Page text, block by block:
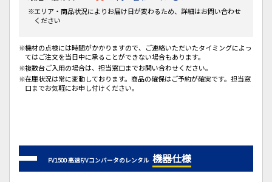
エリア・商品状況によりお届け日が変わるため、詳細はお問い合わせ
ください
機材の点検には時間がかかりますので、ご連絡いただいたタイミングによっ
てはご注文を当日中に承ることができない場合もあります。
複数台ご入用の場合は、担当窓口までお問い合わせください。
在庫状況は常に変動しております。商品の確保はご予約が確実です。担当窓
口までお気軽にお申し付けください。
FV1500 高速F/Vコンバータのレンタル 機器仕様